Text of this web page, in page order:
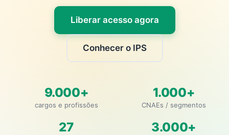
Liberar acesso agora
Conhecer o IPS
9.000+
cargos e profissões
1.000+
CNAEs / segmentos
27 3.000+